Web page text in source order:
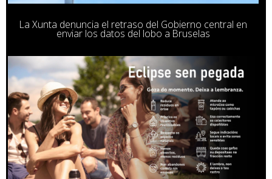
La Xunta denuncia el retraso del Gobierno central en
enviar los datos del lobo a Bruselas